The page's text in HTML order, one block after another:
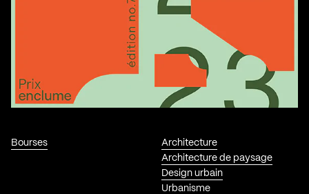
Bourses
Architecture
Architecture de paysage
Design urbain
Urbanisme